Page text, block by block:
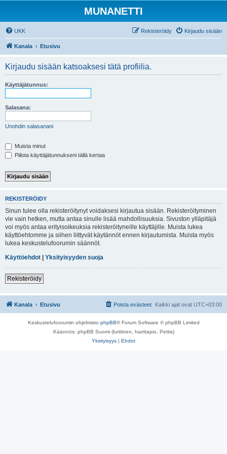
MUNANETTI
UKK Kirjaudu sisään
Rekisteröidy
Kanala Etusivu
Kirjaudu sisään katsoaksesi tätä profiilia.
Käyttäjätunnus:
Salasana:
Unohdin salasanani
Muista minut
Piilota käyttäjätunnukseni tällä kertaa
REKISTERÖIDY
Sinun tulee olla rekisteröitynyt voidaksesi kirjautua sisään. Rekisteröityminen
vie vain hetken, mutta antaa sinulle lisää mahdollisuuksia. Sivuston ylläpitäjä
voi myös antaa erityisoikeuksia rekisteröityneille käyttäjille. Muista lukea
käyttöehtomme ja siihen liittyvät käytännöt ennen kirjautumista. Muista myös
lukea keskustelufoorumin säännöt.
Käyttöehdot | Yksityisyyden suoja
Rekisteröidy
Kanala Etusivu Kaikki ajat ovat UTC+03:00
Poista evästeet
Keskustelufoorumin ohjelmisto phpBB® Forum Software © phpBB Limited
Käännös: phpBB Suomi (lurttinen, harritapio, Pettis)
Yksityisyys | Ehdot